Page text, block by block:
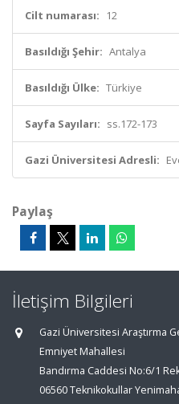
Cilt numarası: 12
Basıldığı Şehir: Antalya
Basıldığı Ülke: Türkiye
Sayfa Sayıları: ss.172-173
Gazi Üniversitesi Adresli:
Paylaş
İletişim Bilgileri
Gazi Üniversitesi Araştırma
Emniyet Mahallesi
Bandırma Caddesi No:6/1
06560 Teknikokullar